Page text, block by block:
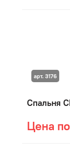
Спальня
Цена
арт. 3176